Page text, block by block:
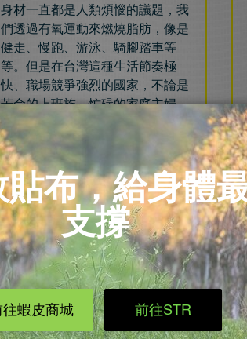
身材一直都是人類煩惱的議題，我
們透過有氧運動來燃燒脂肪，像是
健走、慢跑、游泳、騎腳踏車等
等。但是在台灣這種生活節奏極
快、職場競爭強烈的國家，不論是
苦命的上班族、忙碌的家庭主婦、
被課業壓力壓得喘不過氣的學生，
要抽出空閒時間固定運動簡直跟拔
獅子的鬃毛一樣困難。
你必讀本文的三大理由 :
1.了解什麼是站好
2.了解如何改善自己的站姿
3.了解正確的站姿如何改善交
叉綜合症及核心肌群
身材一直都是人類煩惱的議題，
我們透過有氧運動來燃燒脂肪，像
是健走、慢跑、游泳、騎腳踏車等